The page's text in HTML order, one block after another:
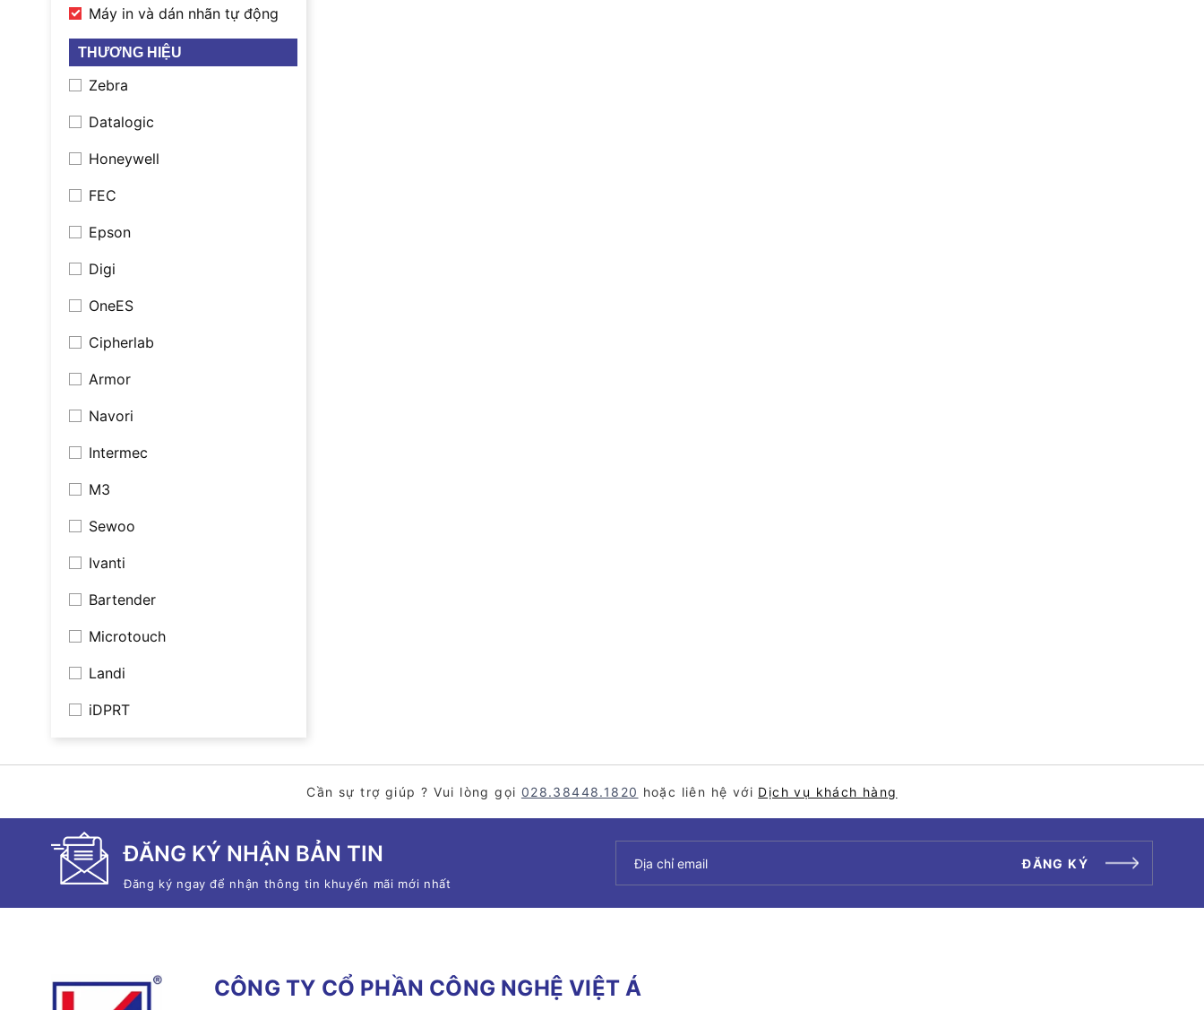
Máy in và dán nhãn tự động
THƯƠNG HIỆU
Zebra
Datalogic
Honeywell
FEC
Epson
Digi
OneES
Cipherlab
Armor
Navori
Intermec
M3
Sewoo
Ivanti
Bartender
Microtouch
Landi
iDPRT
Cần sự trợ giúp ? Vui lòng gọi 028.38448.1820 hoặc liên hệ với Dịch vụ khách hàng
ĐĂNG KÝ NHẬN BẢN TIN
Đăng ký ngay để nhận thông tin khuyến mãi mới nhất
ĐĂNG KÝ
CÔNG TY CỔ PHẦN CÔNG NGHỆ VIỆT Á